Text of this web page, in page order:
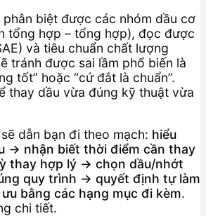
phân biệt được các nhóm dầu cơ
tổng hợp – tổng hợp), đọc được
và tiêu chuẩn chất lượng
tránh được sai lầm phổ biến là
tốt” hoặc “cứ đắt là chuẩn”.
thay dầu vừa đúng kỹ thuật vừa
dẫn bạn đi theo mạch: hiểu
→ nhận biết thời điểm cần thay
thay hợp lý → chọn dầu/nhớt
quy trình → quyết định tự làm
bằng các hạng mục đi kèm.
chi tiết.